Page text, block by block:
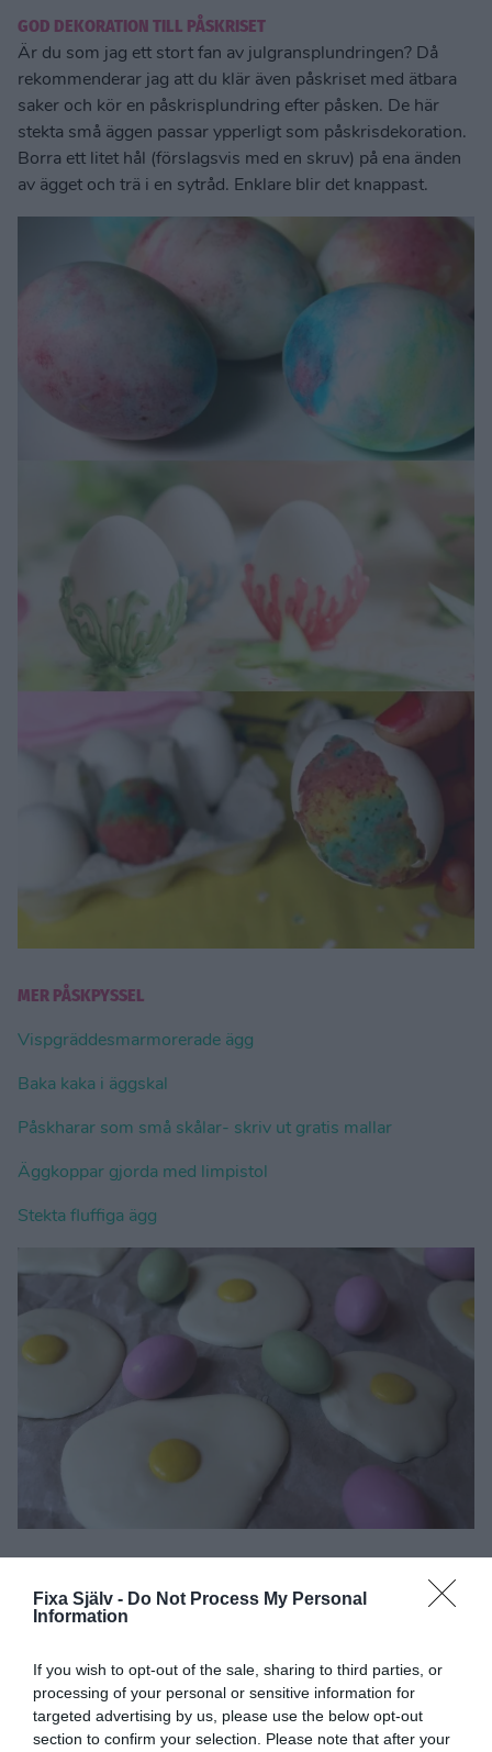
Fixa Själv - Do Not Process My Personal
Information
If you wish to opt-out of the sale, sharing to third parties, or
processing of your personal or sensitive information for
targeted advertising by us, please use the below opt-out
section to confirm your selection. Please note that after your
GOD DEKORATION TILL PÅSKRISET
Är du som jag ett stort fan av julgransplundringen? Då
rekommenderar jag att du klär även påskriset med ätbara
saker och kör en påskrisplundring efter påsken. De här
stekta små äggen passar ypperligt som påskrisdekoration.
Borra ett litet hål (förslagsvis med en skruv) på ena änden
av ägget och trä i en sytråd. Enklare blir det knappast.
MER PÅSKPYSSEL
Vispgräddesmarmorerade ägg
Baka kaka i äggskal
Påskharar som små skålar- skriv ut gratis mallar
Äggkoppar gjorda med limpistol
Stekta fluffiga ägg
Har du kompisar som påstår att de inte kan pyssla? Tipsa
För att följa Fixasjalv på Facebook:klicka här
För att följa Fixasjalv på Instagram:klicka här